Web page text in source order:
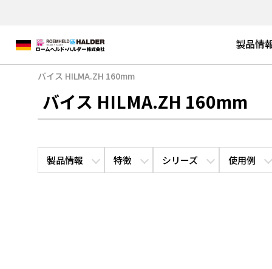
製品情
バイス HILMA.ZH 160mm
バイス HILMA.ZH 160mm
製品情報 特徴 シリーズ 使用例